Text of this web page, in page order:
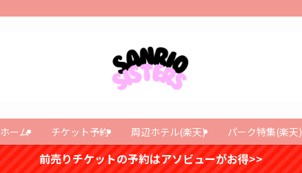
ホーム チケット予約 周辺ホテル(楽天) パーク特集(楽天)
前売りチケットの予約はアソビューがお得>>